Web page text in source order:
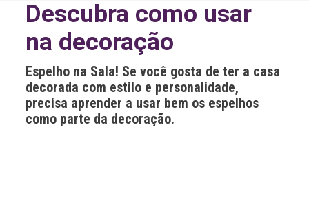
a
v
:
Descubra como usar
na decoração
Espelho na Sala! Se você gosta de ter a casa
decorada com estilo e personalidade,
precisa aprender a usar bem os espelhos
como parte da decoração.